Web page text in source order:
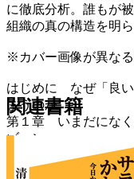
に徹底分析。誰もが
組織の真の構造を明ら
※カバー画像が異なる
はじめに なぜ「良い
まうのか
第１章 いまだになく
ゾーン
第２章 ハラスメン
導する
関連書籍